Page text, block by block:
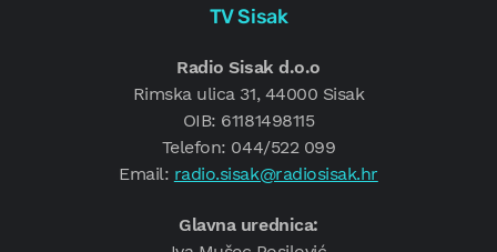
TV Sisak
Radio Sisak d.o.o
Rimska ulica 31, 44000 Sisak
OIB: 61181498115
Telefon: 044/522 099
Email: radio.sisak@radiosisak.hr
Glavna urednica: